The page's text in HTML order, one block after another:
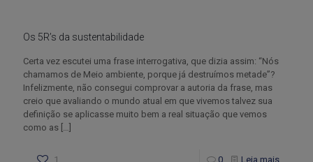
Os 5R’s da sustentabilidade
Certa vez escutei uma frase interrogativa, que dizia assim: “Nós
chamamos de Meio ambiente, porque já destruímos metade”?
Infelizmente, não consegui comprovar a autoria da frase, mas
creio que avaliando o mundo atual em que vivemos talvez sua
definição se aplicasse muito bem a real situação que vemos
como as […]
1 0 Leia mais